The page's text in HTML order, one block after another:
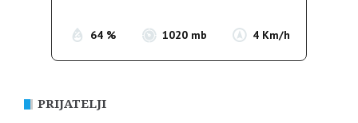
64 % 1020 mb 4 Km/h
PRIJATELJI